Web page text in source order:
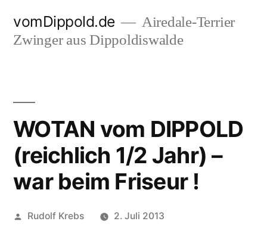
Inhalt
vomDippold.de
Airedale-Terrier
Zwinger aus Dippoldiswalde
WOTAN vom DIPPOLD
(reichlich 1/2 Jahr) –
war beim Friseur !
Veröffentlicht
Rudolf Krebs 2. Juli 2013